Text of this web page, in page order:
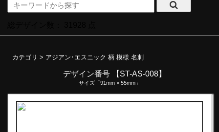
カテゴリ > アジアン･エスニック 柄 模様 名刺
デザイン番号 【ST-AS-008】
サイズ「91mm × 55mm」